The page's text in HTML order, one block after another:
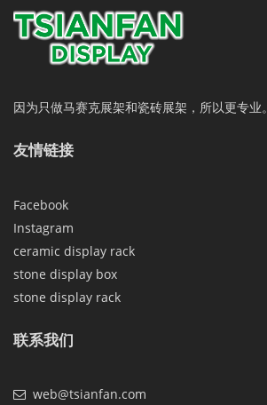
因为只做马赛克展架和瓷砖展架，所以更专业。
友情链接
Facebook
Instagram
ceramic display rack
stone display box
stone display rack
联系我们
web@tsianfan.com